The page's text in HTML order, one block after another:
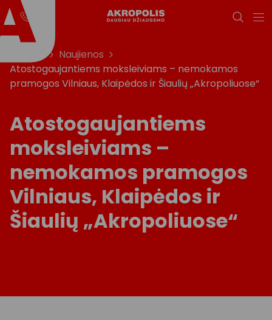
Naujienos
Atostogaujantiems moksleiviams – nemokamos
pramogos Vilniaus, Klaipėdos ir Šiaulių „Akropoliuose“
Atostogaujantiems
moksleiviams –
nemokamos pramogos
Vilniaus, Klaipėdos ir
Šiaulių „Akropoliuose“